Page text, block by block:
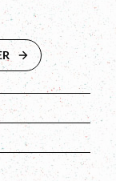
ABRE EN NUEVA